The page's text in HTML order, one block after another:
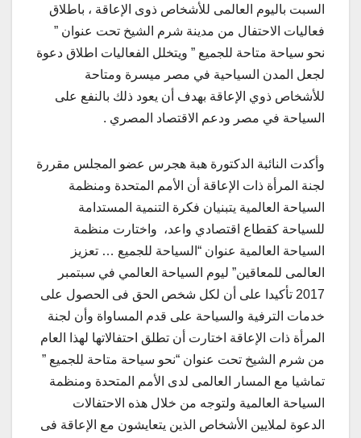
السبت باليوم العالمى للأشخاص ذوى الإعاقة ، باطلاق
فعاليات الاحتفال من مدينة شرم الشيخ تحت عنوان ”
نحو سياحة متاحة للجميع ” ويتخلل الفعاليات اطلاق دعوة
لجعل المدن السياحية في مصر ميسرة ومتاحة
للأشخاص ذوي الإعاقة بهدف أن يعود ذلك بالنفع على
السياحة في مصر ودعم الاقتصاد المصري .
وأكدت النائبة الدكتورة هبة هجرس عضو المجلس مقررة
لجنة المرأة ذات الإعاقة أن الأمم المتحدة ومنظمة
السياحة العالمية يتبنيان فكرة التنمية المستدامة
للسياحة كقطاع اقتصادي واعد، واختارت منظمة
السياحة العالمية عنوان “السياحة للجميع … تعزيز
العالمى للمعاقين” ليوم السياحة العالمي في سبتمبر
2017 تأكيدا على أن لكل شخص الحق فى الحصول على
خدمات الترفية والسياحة على قدم المساواة وأن لجنة
المرأة ذات الإعاقة اختارت أن تطلق احتفالاتها لهذا العام
من شرم الشيخ تحت عنوان “نحو سياحة متاحة للجميع ”
تماشيا مع المسار العالمى لدى الأمم المتحدة ومنظمة
السياحة العالمية ولتوجه من خلال هذه الاحتفالات
الدعوة لملايين الأشخاص الذين يتعايشون مع الإعاقة فى